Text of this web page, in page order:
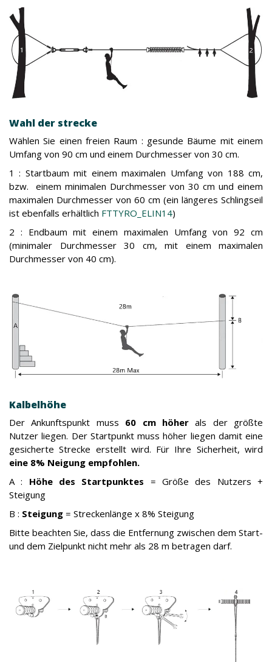
Wahl der strecke
Wählen Sie einen freien Raum : gesunde Bäume mit einem
Umfang von 90 cm und einem Durchmesser von 30 cm.
1 : Startbaum mit einem maximalen Umfang von 188 cm,
bzw. einem minimalen Durchmesser von 30 cm und einem
maximalen Durchmesser von 60 cm (ein längeres Schlingseil
ist ebenfalls erhältlich FTTYRO_ELIN14)
2 : Endbaum mit einem maximalen Umfang von 92 cm
(minimaler Durchmesser 30 cm, mit einem maximalen
Durchmesser von 40 cm).
Kalbelhöhe
Der Ankunftspunkt muss 60 cm höherals der größte
Nutzer liegen. Der Startpunkt muss höher liegen damit eine
gesicherte Strecke erstellt wird. Für Ihre Sicherheit, wird
eine 8% Neigung empfohlen.
A : Höhe des Startpunktes = Größe des Nutzers +
Steigung
B : Steigung = Streckenlänge x 8% Steigung
Bitte beachten Sie, dass die Entfernung zwischen dem Start-
und dem Zielpunkt nicht mehr als 28 m betragen darf.